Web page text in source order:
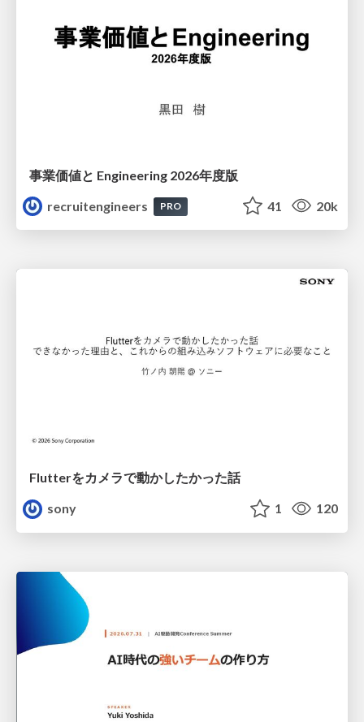
事業価値と Engineering 2026年度版
recruitengineers
PRO 41 20k
Flutterをカメラで動かしたかった話
sony
1 120